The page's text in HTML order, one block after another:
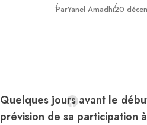
ParYanel AmadhiPublié
20
Quelques jours avant le
prévision de sa participation